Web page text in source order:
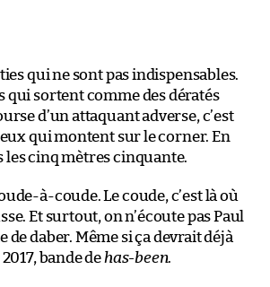
qui ne sont pas indispensables.
qui sortent comme des dératés
d’un attaquant adverse, c’est
qui montent sur le corner. En
les cinq mètres cinquante.
à-coude. Le coude, c’est là où
Et surtout, on n’écoute pas Paul
de daber. Même si ça devrait déjà
bande de has-been.